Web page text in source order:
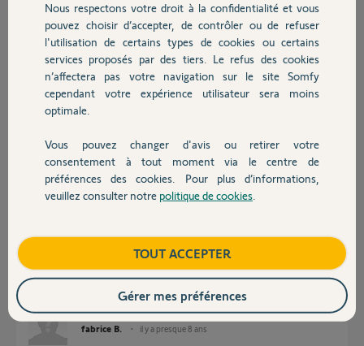
Chauffage
Autres produits
Devis avec un pro
Contact
Participer au fil de discussion
Réponses
Bonjour,
Il faudra nous dire quel est le type exact de moteur ?
Comment voulez-vous qu'on le devine et qu'on vous réponde?
Anonyme il y a presque 8 ans
voici ce que porte l'étiquette d'identification sur le corps du
moteur:Tubular S module 50TH 6/17
fabrice B. il y a presque 8 ans
Nous respectons votre droit à la confidentialité et vous
pouvez choisir d’accepter, de contrôler ou de refuser
l'utilisation de certains types de cookies ou certains
services proposés par des tiers. Le refus des cookies
n’affectera pas votre navigation sur le site Somfy
cependant votre expérience utilisateur sera moins
optimale.
Vous pouvez changer d'avis ou retirer votre
consentement à tout moment via le centre de
préférences des cookies. Pour plus d’informations,
veuillez consulter notre politique de cookies
TOUT ACCEPTER
Gérer mes préférences